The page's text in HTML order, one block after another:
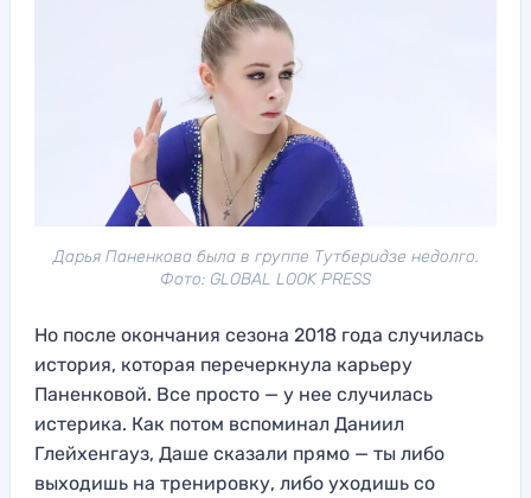
Дарья Паненкова была в группе Тутберидзе недолго.
Фото: GLOBAL LOOK PRESS
Но после окончания сезона 2018 года случилась
история, которая перечеркнула карьеру
Паненковой. Все просто — у нее случилась
истерика. Как потом вспоминал Даниил
Глейхенгауз, Даше сказали прямо — ты либо
выходишь на тренировку, либо уходишь со